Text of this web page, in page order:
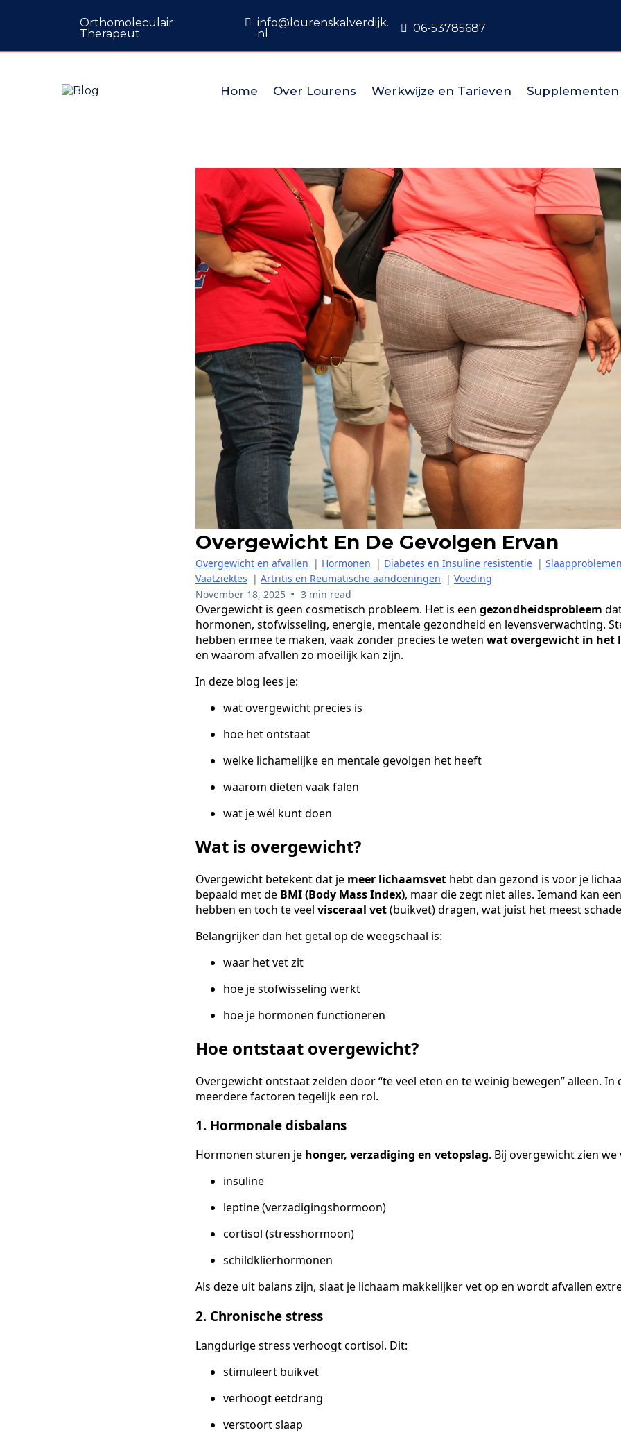
Orthomoleculair
Therapeut
info@lourenskalverdijk.
nl
06-53785687
Home Over Lourens Werkwijze en Tarieven Supplementen
Overgewicht En De Gevolgen Ervan
Overgewicht en afvallen | Hormonen | Diabetes en Insuline resistentie |
Vaatziektes | Artritis en Reumatische aandoeningen | Voeding
November 18, 2025 • 3 min read
Overgewicht is geen cosmetisch probleem. Het is een gezondheidsprobleem
hormonen, stofwisseling, energie, mentale gezondheid en levensverwachting.
hebben ermee te maken, vaak zonder precies te weten wat overgewicht in het
en waarom afvallen zo moeilijk kan zijn.
In deze blog lees je:
wat overgewicht precies is
hoe het ontstaat
welke lichamelijke en mentale gevolgen het heeft
waarom diëten vaak falen
wat je wél kunt doen
Wat is overgewicht?
Overgewicht betekent dat je meer lichaamsvet hebt dan gezond is voor je
bepaald met de BMI (Body Mass Index), maar die zegt niet alles. Iemand kan
hebben en toch te veel visceraal vet(buikvet) dragen, wat juist het meest
Belangrijker dan het getal op de weegschaal is:
waar het vet zit
hoe je stofwisseling werkt
hoe je hormonen functioneren
Hoe ontstaat overgewicht?
Overgewicht ontstaat zelden door “te veel eten en te weinig bewegen” alleen.
meerdere factoren tegelijk een rol.
1. Hormonale disbalans
Hormonen sturen je honger, verzadiging en vetopslag. Bij overgewicht zien
insuline
leptine (verzadigingshormoon)
cortisol (stresshormoon)
schildklierhormonen
Als deze uit balans zijn, slaat je lichaam makkelijker vet op en wordt afvallen
2. Chronische stress
Langdurige stress verhoogt cortisol. Dit:
stimuleert buikvet
verhoogt eetdrang
verstoort slaap